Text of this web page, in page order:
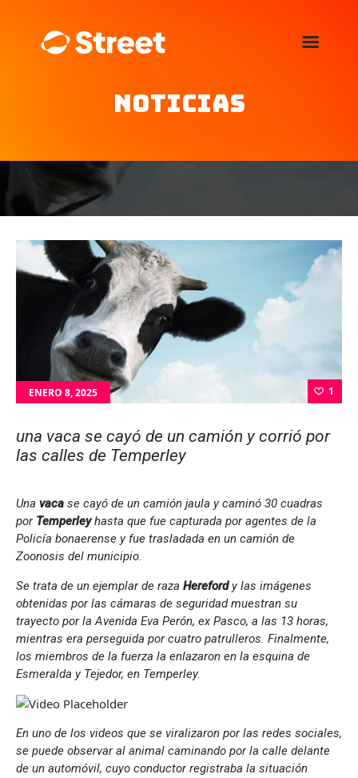
Noticias
La Street FM 101.5
Noticias
Agenda
Publicitá
Familia de auspiciantes
ENERO 8, 2025 1
una vaca se cayó de un camión y corrió por
las calles de Temperley
Una vaca se cayó de un camión jaula y caminó 30 cuadras
porTemperleyhasta que fue capturada por agentes de la
Policía bonaerense y fue trasladada en un camión de
Zoonosis del municipio.
Se trata de un ejemplar de raza Herefordy las imágenes
obtenidas por las cámaras de seguridad muestran su
trayecto por la Avenida Eva Perón, ex Pasco, a las 13 horas,
mientras era perseguida por cuatro patrulleros. Finalmente,
los miembros de la fuerza la enlazaron en la esquina de
Esmeralda y Tejedor, en Temperley.
En uno de los videos que se viralizaron por las redes sociales,
se puede observar al animal caminando por la calle delante
de un automóvil, cuyo conductor registraba la situación